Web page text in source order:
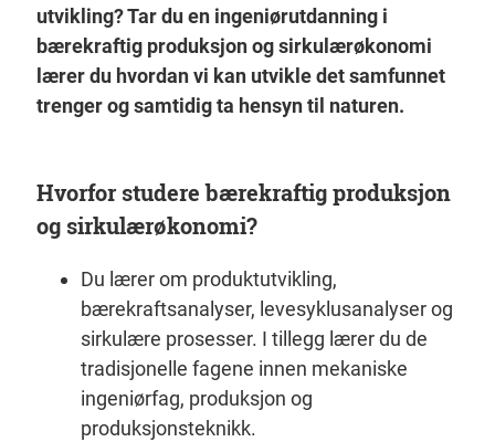
utvikling? Tar du en ingeniørutdanning i
bærekraftig produksjon og sirkulærøkonomi
lærer du hvordan vi kan utvikle det samfunnet
trenger og samtidig ta hensyn til naturen.
Hvorfor studere bærekraftig produksjon
og sirkulærøkonomi?
Du lærer om produktutvikling,
bærekraftsanalyser, levesyklusanalyser og
sirkulære prosesser. I tillegg lærer du de
tradisjonelle fagene innen mekaniske
ingeniørfag, produksjon og
produksjonsteknikk.